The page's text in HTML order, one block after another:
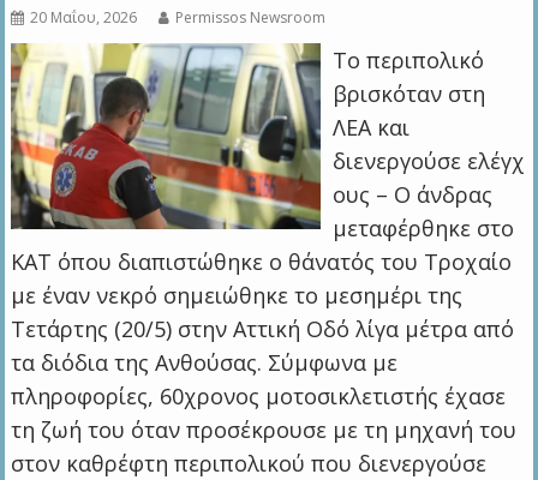
20 Μαΐου, 2026 Permissos Newsroom
Το περιπολικό
βρισκόταν στη
ΛΕΑ και
διενεργούσε ελέγχ
ους – Ο άνδρας
μεταφέρθηκε στο
ΚΑΤ όπου διαπιστώθηκε ο θάνατός του Τροχαίο
με έναν νεκρό σημειώθηκε το μεσημέρι της
Τετάρτης (20/5) στην Αττική Οδό λίγα μέτρα από
τα διόδια της Ανθούσας. Σύμφωνα με
πληροφορίες, 60χρονος μοτοσικλετιστής έχασε
τη ζωή του όταν προσέκρουσε με τη μηχανή του
στον καθρέφτη περιπολικού που διενεργούσε